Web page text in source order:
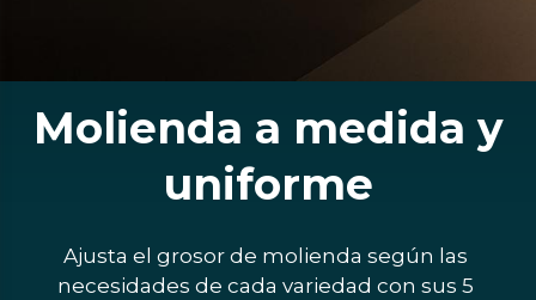
Molienda a medida y
uniforme
Ajusta el grosor de molienda según las
necesidades de cada variedad con sus 5